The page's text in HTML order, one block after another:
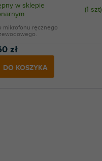
w sklepie
(1 szt)
zł
DO KOSZYKA
mikrofonu ręcznego